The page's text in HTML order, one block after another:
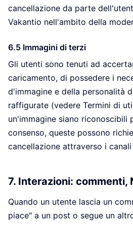
cancellazione da parte
Vakantio nell'ambito della
6.5 Immagini di terzi
Gli utenti sono tenuti ad
caricamento, di possedere i
d'immagine e della personalità
raffigurate (vedere Termini di
un'immagine siano riconoscibili
consenso, queste possono
cancellazione attraverso i
7. Interazioni: commenti,
Quando un utente lascia un
piace" a un post o segue un